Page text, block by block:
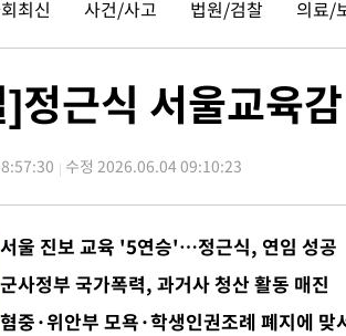
]트럼프, 美 원정출산 금지 행정명령 서명
] 뉴욕증시, 일제 하락 마감…나스닥 0.06%↓
최신 사건/사고 법원/검찰 의료/
정근식 서울교육
수정 2026.06.04 09:10:23
서울 진보 교육 '5연승'…정근식, 연임 성공
군사정부 국가폭력, 과거사 청산 활동 매진
혐중·위안부 모욕·학생인권조례 폐지에 맞